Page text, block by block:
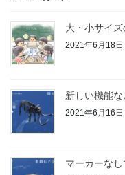
大・小サイズ
2021年6月18日
新しい機能な
2021年6月16日
マーカーなし